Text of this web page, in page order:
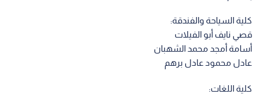
كلية السياحة والفندقة:
قصي نايف أبو الفيلات
أسامة أمجد محمد الشهبان
عادل محمود عادل برهم
كلية اللغات: